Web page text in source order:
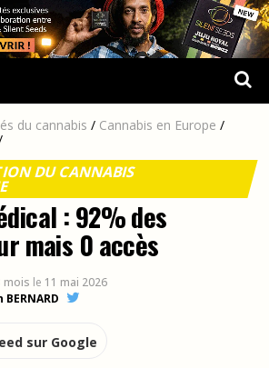
du cannabis / Cannabis en Europe /
DU CANNABIS
: 92% des
mais 0 accès
mois le 11 mai 2026
sur Google